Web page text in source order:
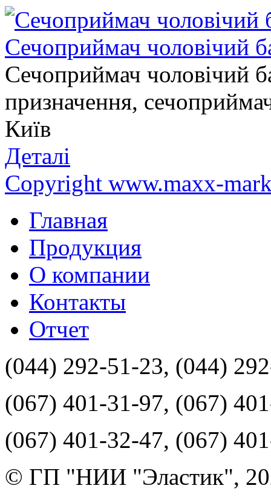
Сечоприймач чоловічий
Сечоприймач чоловічий
призначення,
Київ
Деталі
Copyright www.maxx-
Главная
Продукция
О компании
Контакты
Отчет
(044) 292-51-23, (044)
(067) 401-31-97, (067)
(067) 401-32-47, (067)
© ГП "НИИ "Эластик",